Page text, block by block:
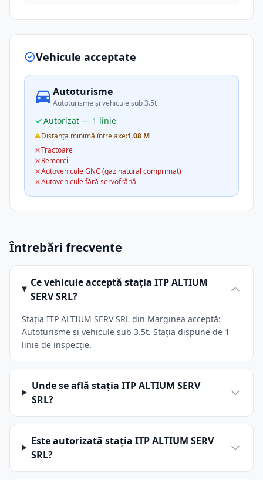
Vehicule acceptate
Autoturisme
Autoturisme și vehicule sub 3.5t
Autorizat — 1 linie
Distanța minimă între axe:1.08 M
Tractoare
Remorci
Autovehicule GNC (gaz natural comprimat)
Autovehicule fără servofrână
Întrebări frecvente
Ce vehicule acceptă stația ITP ALTIUM
SERV SRL?
Stația ITP ALTIUM SERV SRL din Marginea acceptă:
Autoturisme și vehicule sub 3.5t. Stația dispune de 1
linie de inspecție.
Unde se află stația ITP ALTIUM SERV
SRL?
Este autorizată stația ITP ALTIUM SERV
SRL?